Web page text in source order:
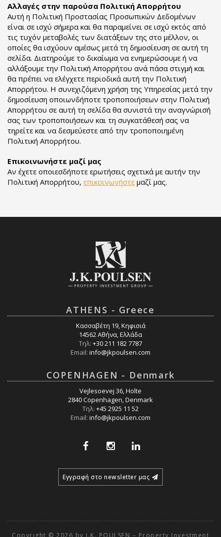
Αλλαγές στην παρούσα Πολιτική Απορρήτου
Αυτή η Πολιτική Προστασίας Προσωπικών Δεδομένων
είναι σε ισχύ σήμερα και θα παραμείνει σε ισχύ εκτός από
τις τυχόν μεταβολές των διατάξεων της στο μέλλον, οι
οποίες θα ισχύουν αμέσως μετά τη δημοσίευση σε αυτή τη
σελίδα. Διατηρούμε το δικαίωμα να ενημερώσουμε ή να
αλλάξουμε την Πολιτική Απορρήτου ανά πάσα στιγμή και
θα πρέπει να ελέγχετε περιοδικά αυτή την Πολιτική
Απορρήτου. Η συνεχιζόμενη χρήση της Υπηρεσίας μετά την
δημοσίευση οποιωνδήποτε τροποποιήσεων στην Πολιτική
Απορρήτου σε αυτή τη σελίδα θα συνιστά την αναγνώρισή
σας των τροποποιήσεων και τη συγκατάθεσή σας να
τηρείτε και να δεσμεύεστε από την τροποποιημένη
Πολιτική Απορρήτου.
Επικοινωνήστε μαζί μας
Αν έχετε οποιεσδήποτε ερωτήσεις σχετικά με αυτήν την
Πολιτική Απορρήτου, επικοινωνήστε μαζί μας.
ATHENS - Greece
Κασσαβέτη 19, Κηφισιά
14562 Αθήνα, Ελλάδα
Τηλ: +30 211 182 7787
Email: info@jkpoulsen.com
COPENHAGEN - Denmark
Vejlesoevej 36, Holte
2840 Copenhagen, Denmark
Τηλ: +45 2925 11 52
Email: info@jkpoulsen.com
Εγγραφή στο newsletter μας
Copyright © 2026 by J.K. POULSEN – Property Investment